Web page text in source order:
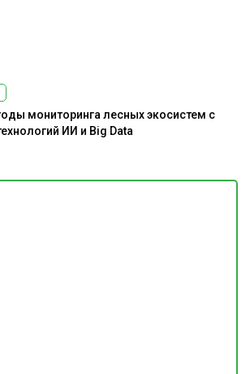
мониторинга лесных экосистем с
ИИ и Big Data